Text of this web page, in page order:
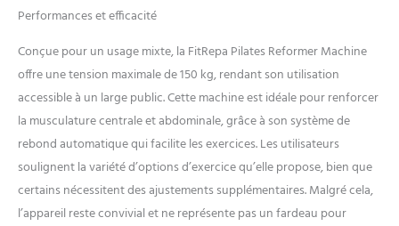
le kit de réformateur de
Pilates est équipé d'une
minuterie et d'un compteur
(les piles ne sont pas incluses
pour la minuterie [nécessite
deux piles #7]), ce qui
permet aux utilisateurs
d'enregistrer la durée et la
fréquence de l'exercice,
d'améliorer l'efficacité de
Performances et efficacité
Conçue pour un usage mixte, la FitRepa Pilates Reformer Machine
offre une tension maximale de 150 kg, rendant son utilisation
accessible à un large public. Cette machine est idéale pour renforcer
la musculature centrale et abdominale, grâce à son système de
rebond automatique qui facilite les exercices. Les utilisateurs
soulignent la variété d’options d’exercice qu’elle propose, bien que
certains nécessitent des ajustements supplémentaires. Malgré cela,
l’appareil reste convivial et ne représente pas un fardeau pour